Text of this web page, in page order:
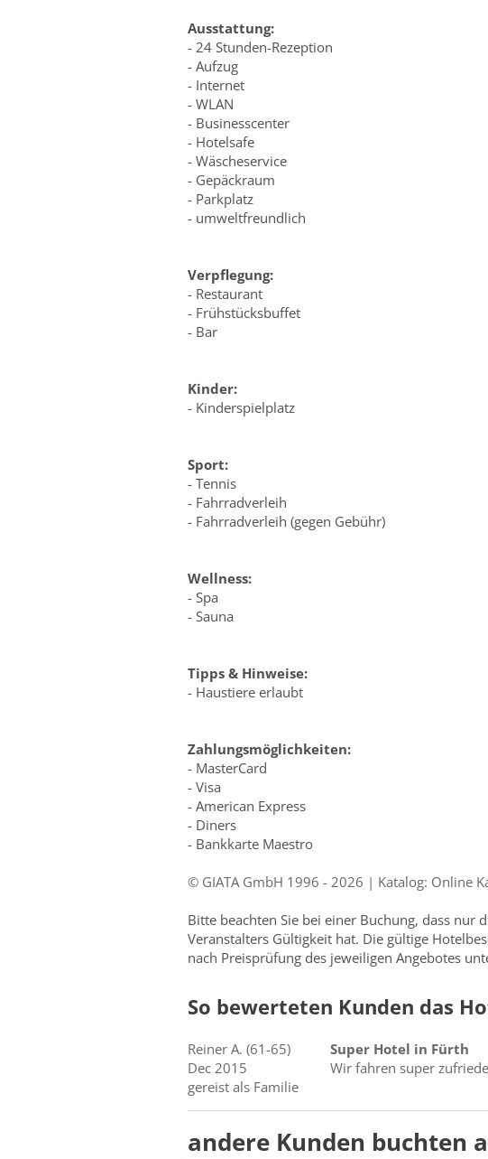
Ausstattung:
- 24 Stunden-Rezeption
- Aufzug
- Internet
- WLAN
- Businesscenter
- Hotelsafe
- Wäscheservice
- Gepäckraum
- Parkplatz
- umweltfreundlich
Verpflegung:
- Restaurant
- Frühstücksbuffet
- Bar
Kinder:
- Kinderspielplatz
Sport:
- Tennis
- Fahrradverleih
- Fahrradverleih (gegen Gebühr)
Wellness:
- Spa
- Sauna
Tipps & Hinweise:
- Haustiere erlaubt
Zahlungsmöglichkeiten:
- MasterCard
- Visa
- American Express
- Diners
- Bankkarte Maestro
© GIATA GmbH 1996 - 2026 | Katalog: Online
Bitte beachten Sie bei einer Buchung, dass nur
Veranstalters Gültigkeit hat. Die gültige
nach Preisprüfung des jeweiligen Angebotes
So bewerteten Kunden das
Reiner A. (61-65)
Dec 2015
gereist als Familie
Super Hotel in Fürth
Wir fahren super
andere Kunden buchten